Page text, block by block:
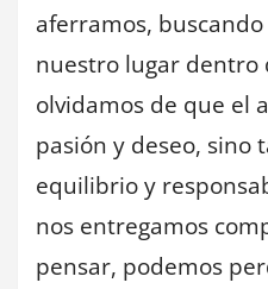
aferramos,
nuestro lugar dentro
olvidamos de que el
pasión y deseo, sino
equilibrio y
nos entregamos
pensar, podemos